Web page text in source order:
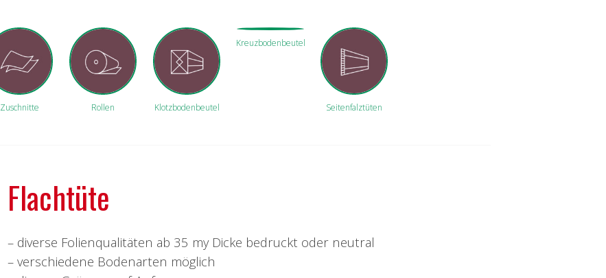
Zuschnitte Rollen Klotzbodenbeutel
Kreuzbodenbeutel
Seitenfalztüten
Flachtüte
– diverse Folienqualitäten ab 35 my Dicke bedruckt oder neutral
– verschiedene Bodenarten möglich